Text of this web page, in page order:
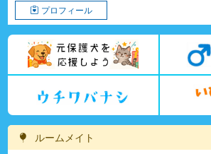
プロフィール
ルームメイト